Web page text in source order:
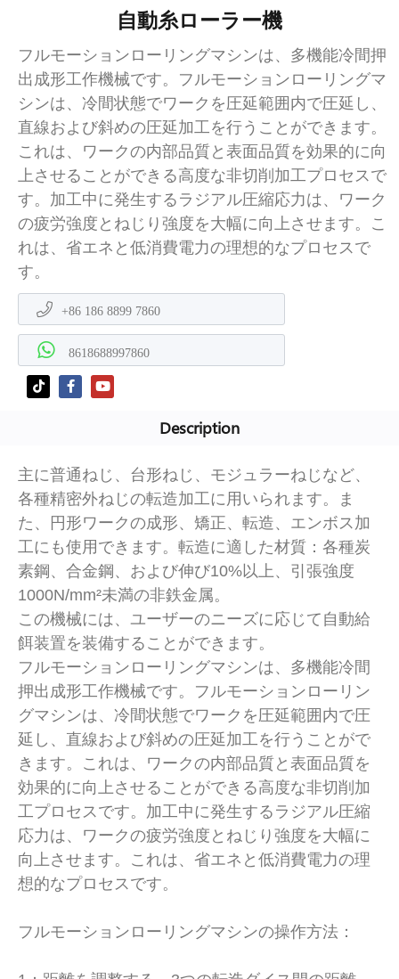
自動糸ローラー機
フルモーションローリングマシンは、多機能冷間押
出成形工作機械です。フルモーションローリングマ
シンは、冷間状態でワークを圧延範囲内で圧延し、
直線および斜めの圧延加工を行うことができます。
これは、ワークの内部品質と表面品質を効果的に向
上させることができる高度な非切削加工プロセスで
す。加工中に発生するラジアル圧縮応力は、ワーク
の疲労強度とねじり強度を大幅に向上させます。こ
れは、省エネと低消費電力の理想的なプロセスで
す。
+86 186 8899 7860
8618688997860
Description
主に普通ねじ、台形ねじ、モジュラーねじなど、
各種精密外ねじの転造加工に用いられます。ま
た、円形ワークの成形、矯正、転造、エンボス加
工にも使用できます。転造に適した材質：各種炭
素鋼、合金鋼、および伸び10%以上、引張強度
1000N/mm²未満の非鉄金属。
この機械には、ユーザーのニーズに応じて自動給
餌装置を装備することができます。
フルモーションローリングマシンは、多機能冷間
押出成形工作機械です。フルモーションローリン
グマシンは、冷間状態でワークを圧延範囲内で圧
延し、直線および斜めの圧延加工を行うことがで
きます。これは、ワークの内部品質と表面品質を
効果的に向上させることができる高度な非切削加
工プロセスです。加工中に発生するラジアル圧縮
応力は、ワークの疲労強度とねじり強度を大幅に
向上させます。これは、省エネと低消費電力の理
想的なプロセスです。
フルモーションローリングマシンの操作方法：